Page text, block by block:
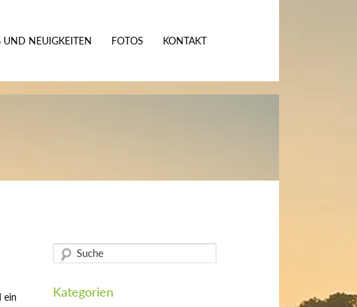
UND NEUIGKEITEN FOTOS KONTAKT
ein
Kategorien